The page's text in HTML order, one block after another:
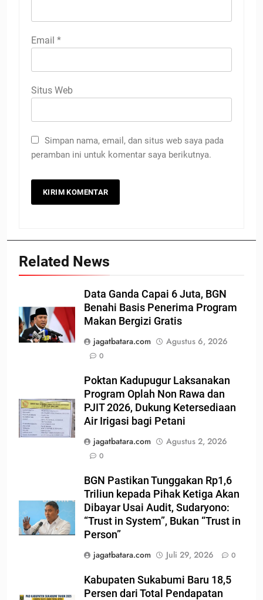
Email *
Situs Web
Simpan nama, email, dan situs web saya pada
peramban ini untuk komentar saya berikutnya.
Related News
Data Ganda Capai 6 Juta, BGN
Benahi Basis Penerima Program
Makan Bergizi Gratis
jagatbatara.com
Agustus 6, 2026
0
Poktan Kadupugur Laksanakan
Program Oplah Non Rawa dan
PJIT 2026, Dukung Ketersediaan
Air Irigasi bagi Petani
jagatbatara.com
Agustus 2, 2026
0
BGN Pastikan Tunggakan Rp1,6
Triliun kepada Pihak Ketiga Akan
Dibayar Usai Audit, Sudaryono:
“Trust in System”, Bukan “Trust in
Person”
jagatbatara.com
Juli 29, 2026 0
Kabupaten Sukabumi Baru 18,5
Persen dari Total Pendapatan